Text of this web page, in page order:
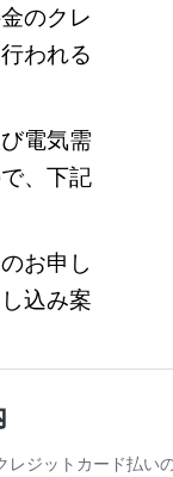
のクレ
行われる
電気需
、下記
お申し
込み案